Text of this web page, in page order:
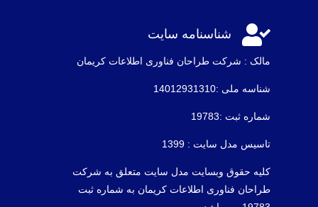
 شناسنامه سایت
مالک : شرکت طراحان فناوری اطلاعات كريمان
شناسه ملی :14012931310
شماره ثبت :19783
تاسیس مدل سایت : 1399
کلیه حقوق وبسایت مدل سایت متعلق به شرکت
طراحان فناوری اطلاعات کریمان به شماره ثبت